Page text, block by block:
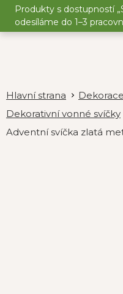
Přejít
obsah
Produkty s dostupností
odesíláme do 1–3
Dekorace
Dekorativní vonné svíčky
Adventní svíčka zlatá